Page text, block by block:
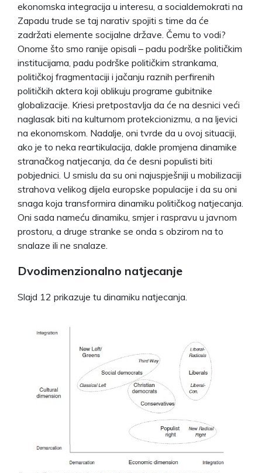
ekonomska integracija u interesu, a socialdemokrati na
Zapadu trude se taj narativ spojiti s time da će
zadržati elemente socijalne države. Čemu to vodi?
Onome što smo ranije opisali – padu podrške političkim
institucijama, padu podrške političkim strankama,
političkoj fragmentaciji i jačanju raznih perfirenih
političkih aktera koji oblikuju programe gubitnike
globalizacije. Kriesi pretpostavlja da će na desnici veći
naglasak biti na kulturnom protekcionizmu, a na ljevici
na ekonomskom. Nadalje, oni tvrde da u ovoj situaciji,
ako je to neka reartikulacija, dakle promjena dinamike
stranačkog natjecanja, da će desni populisti biti
pobjednici. U smislu da su oni najuspješniji u mobilizaciji
strahova velikog dijela europske populacije i da su oni
snaga koja transformira dinamiku političkog natjecanja.
Oni sada nameću dinamiku, smjer i raspravu u javnom
prostoru, a druge stranke se onda s obzirom na to
snalaze ili ne snalaze.
Dvodimenzionalno natjecanje
Slajd 12 prikazuje tu dinamiku natjecanja.